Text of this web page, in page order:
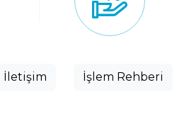
İletişim İşlem Rehberi